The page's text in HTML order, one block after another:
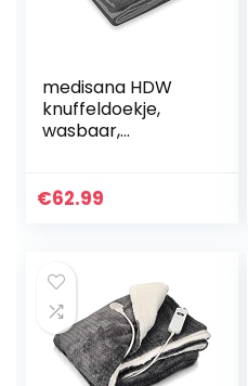
medisana HDW
knuffeldoekje,
wasbaar,
uitschakeling, 4
€62.99